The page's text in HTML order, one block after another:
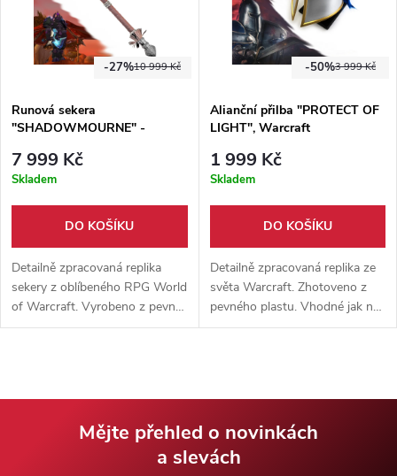
10 999 Kč
-27%
Runová sekera
"SHADOWMOURNE" -
7 999 Kč
Skladem
DO KOŠÍKU
Detailně zpracovaná replika
sekery z oblíbeného RPG World
of Warcraft. Vyrobeno z pevné
karbonové oceli. Součástí balení
3 999 Kč
-50%
Alianční přilba "PROTECT OF
LIGHT", Warcraft
1 999 Kč
Skladem
DO KOŠÍKU
Detailně zpracovaná replika ze
světa Warcraft. Zhotoveno z
pevného plastu. Vhodné jak na
výstavu tak na nošení. Skvělý
Mějte přehled o novinkách
a slevách